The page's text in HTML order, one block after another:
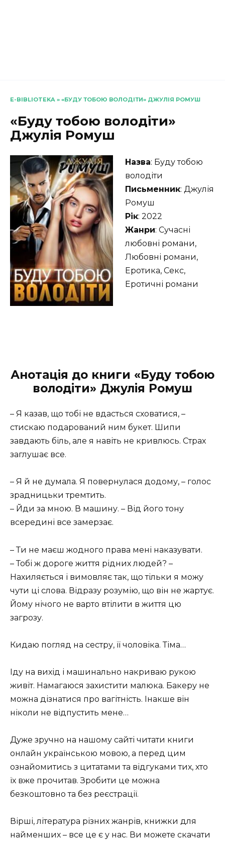
E-BIBLIOTEKA » «БУДУ ТОБОЮ ВОЛОДІТИ» ДЖУЛІЯ РОМУШ
«Буду тобою володіти»
Джулія Ромуш
Назва: Буду тобою
володіти
Письменник: Джулія
Ромуш
Рік: 2022
Жанри: Сучасні
любовні романи,
Любовні романи,
Еротика, Секс,
Еротичні романи
Анотація до книги «Буду тобою
володіти» Джулія Ромуш
– Я казав, що тобі не вдасться сховатися, –
стискаю подарований ним букет. Шипи
завдають біль, але я навіть не кривлюсь. Страх
заглушає все.
– Я й не думала. Я повернулася додому, – голос
зрадницьки тремтить.
– Йди за мною. В машину. – Від його тону
всередині все замерзає.
– Ти не маєш жодного права мені наказувати.
– Тобі ж дороге життя рідних людей? –
Нахиляється і вимовляє так, що тільки я можу
чути ці слова. Відразу розумію, що він не жартує.
Йому нічого не варто втілити в життя цю
загрозу.
Кидаю погляд на сестру, її чоловіка. Тіма…
Іду на вихід і машинально накриваю рукою
живіт. Намагаюся захистити малюка. Бакеру не
можна дізнатися про вагітність. Інакше він
ніколи не відпустить мене…
Дуже зручно на нашому сайті читати книги
онлайн українською мовою, а перед цим
ознайомитись з цитатами та відгуками тих, хто
їх вже прочитав. Зробити це можна
безкоштовно та без реєстрації.
Вірші, література різних жанрів, книжки для
найменших – все це є у нас. Ви можете скачати